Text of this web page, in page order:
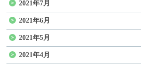
2021年7月
2021年6月
2021年5月
2021年4月